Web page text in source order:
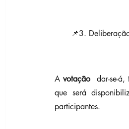
📌3.
A votação dar-se-
que será
participantes.